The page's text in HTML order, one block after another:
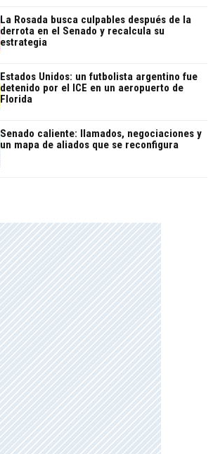
La Rosada busca culpables después de la
derrota en el Senado y recalcula su
estrategia
Estados Unidos: un futbolista argentino fue
detenido por el ICE en un aeropuerto de
Florida
Senado caliente: llamados, negociaciones y
un mapa de aliados que se reconfigura